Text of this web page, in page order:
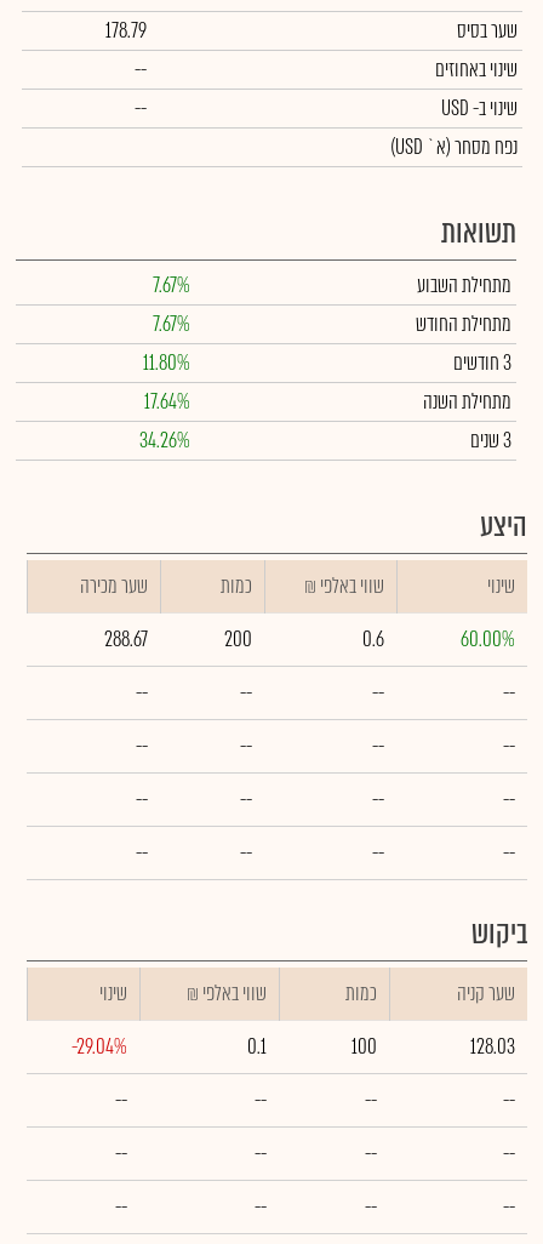
שער בסיס
178.79
שינוי באחוזים
--
שינויב- USD
--
נפח מסחר(א` USD)
תשואות
מתחילת השבוע
7.67%
מתחילת החודש
7.67%
3 חודשים
11.80%
מתחילת השנה
17.64%
3 שנים
34.26%
היצע
שינוי ₪ שווי באלפי כמות
שער מכירה
60.00%
0.6
200
288.67
--
--
--
--
--
--
--
--
--
--
--
--
--
--
--
--
ביקוש
שער קניה כמות ₪ שווי באלפי
שינוי
128.03
100
0.1
-29.04%
--
--
--
--
--
--
--
--
--
--
--
--